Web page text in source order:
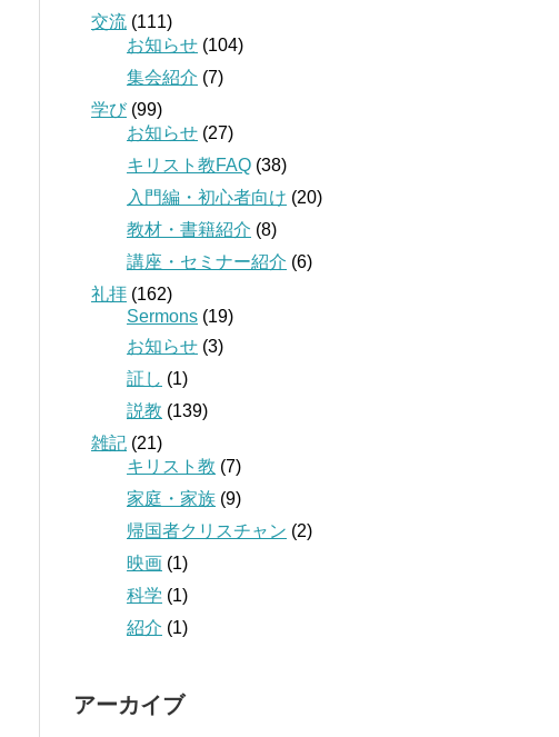
交流 (111)
お知らせ (104)
集会紹介 (7)
学び(99)
お知らせ (27)
キリスト教FAQ (38)
入門編・初心者向け (20)
教材・書籍紹介 (8)
講座・セミナー紹介 (6)
礼拝 (162)
Sermons (19)
お知らせ (3)
証し (1)
説教 (139)
雑記 (21)
キリスト教 (7)
家庭・家族 (9)
帰国者クリスチャン (2)
映画 (1)
科学 (1)
紹介 (1)
アーカイブ